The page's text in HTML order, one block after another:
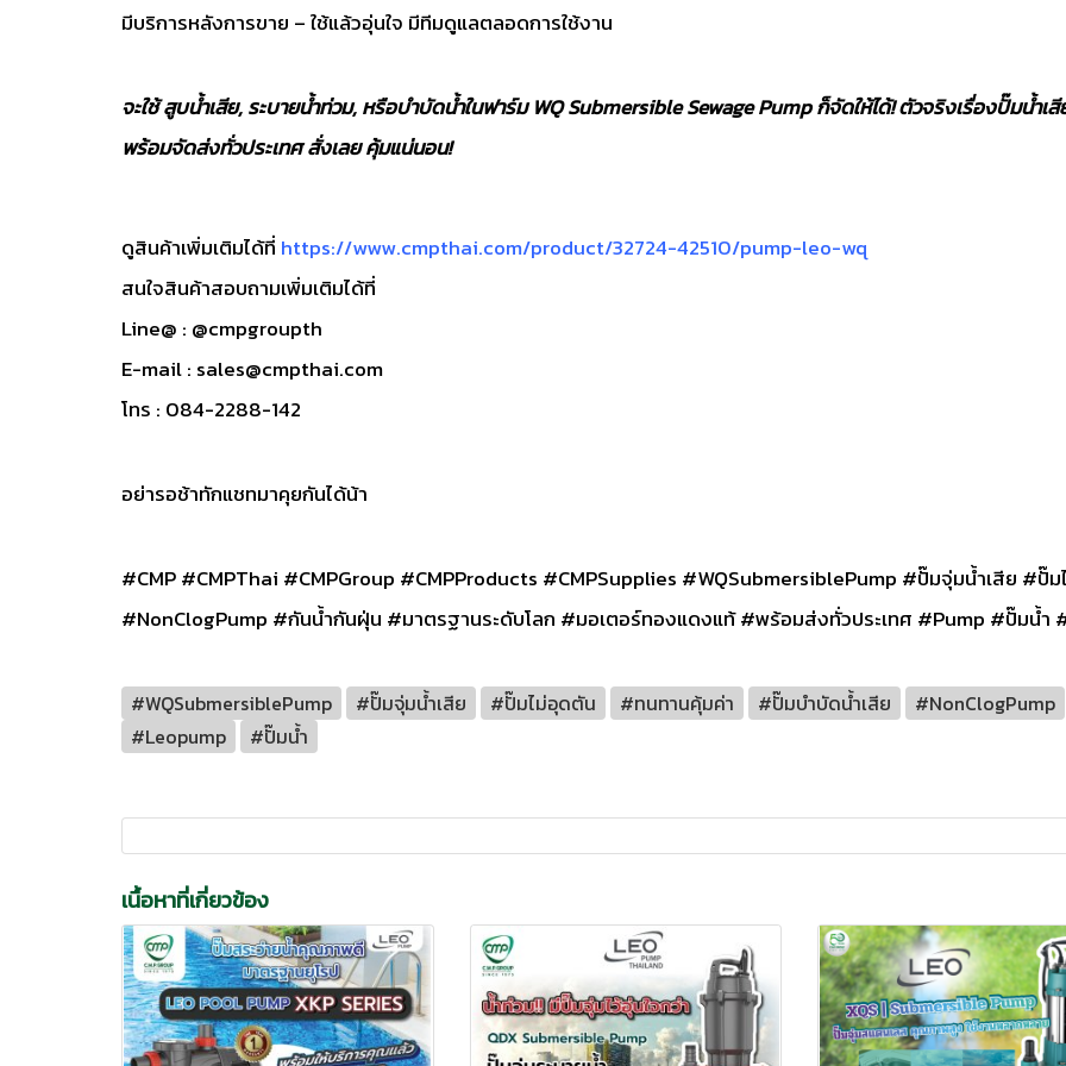
มีบริการหลังการขาย – ใช้แล้วอุ่นใจ มีทีมดูแลตลอดการใช้งาน
จะใช้ สูบน้ำเสีย, ระบายน้ำท่วม, หรือบำบัดน้ำในฟาร์ม WQ Submersible Sewage Pump ก็จัดให้ได้! ตัวจริงเรื่องปั๊มน้ำเ
พร้อมจัดส่งทั่วประเทศ สั่งเลย คุ้มแน่นอน!
ดูสินค้าเพิ่มเติมได้ที่ https://www.cmpthai.com/product/32724-42510/pump-leo-wq
สนใจสินค้าสอบถามเพิ่มเติมได้ที่
Line@ : @cmpgroupth
E-mail : sales@cmpthai.com
โทร : 084-2288-142
อย่ารอช้าทักแชทมาคุยกันได้น้า
#CMP #CMPThai #CMPGroup #CMPProducts #CMPSupplies #WQSubmersiblePump #ปั๊มจุ่มน้ำเสีย #
#NonClogPump #กันน้ำกันฝุ่น #มาตรฐานระดับโลก #มอเตอร์ทองแดงแท้ #พร้อมส่งทั่วประเทศ #Pump #ปั๊มน้ำ
#WQSubmersiblePump #ปั๊มจุ่มน้ำเสีย #ปั๊มไม่อุดตัน #ทนทานคุ้มค่า #ปั๊มบำบัดน้ำเสีย #NonClogPump
#Leopump
#ปั๊มน้ำ
เนื้อหาที่เกี่ยวข้อง